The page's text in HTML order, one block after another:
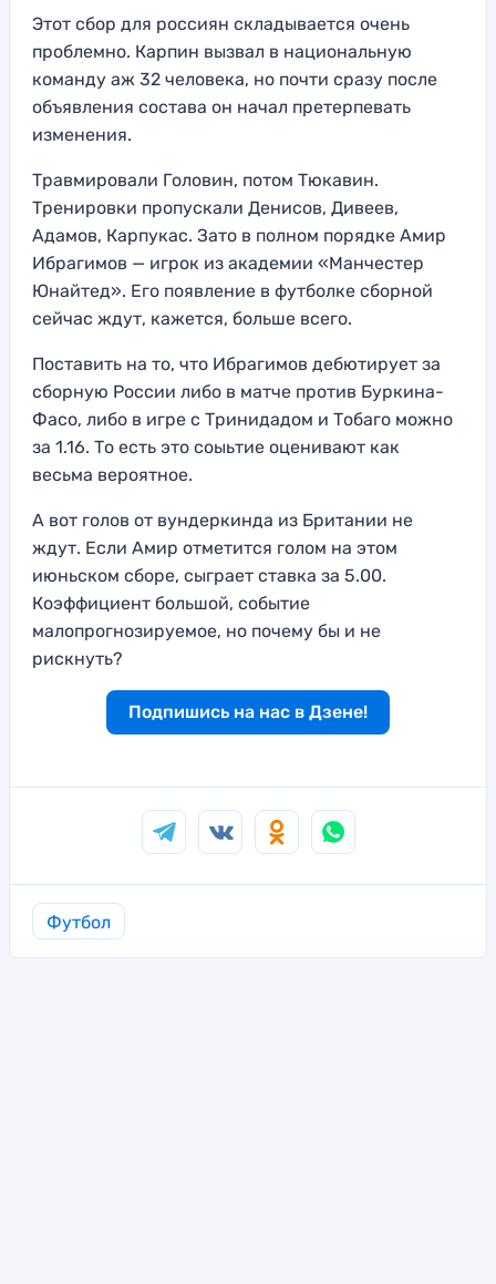
Этот сбор для россиян складывается очень
проблемно. Карпин вызвал в национальную
команду аж 32 человека, но почти сразу после
объявления состава он начал претерпевать
изменения.
Травмировали Головин, потом Тюкавин.
Тренировки пропускали Денисов, Дивеев,
Адамов, Карпукас. Зато в полном порядке Амир
Ибрагимов — игрок из академии «Манчестер
Юнайтед». Его появление в футболке сборной
сейчас ждут, кажется, больше всего.
Поставить на то, что Ибрагимов дебютирует за
сборную России либо в матче против Буркина-
Фасо, либо в игре с Тринидадом и Тобаго можно
за 1.16. То есть это соыьтие оценивают как
весьма вероятное.
А вот голов от вундеркинда из Британии не
ждут. Если Амир отметится голом на этом
июньском сборе, сыграет ставка за 5.00.
Коэффициент большой, событие
малопрогнозируемое, но почему бы и не
рискнуть?
Подпишись на нас в Дзене!
Футбол